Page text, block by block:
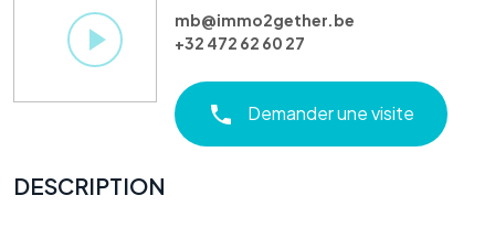
mb@immo2gether.be
+32 472 62 60 27
Demander une visite
DESCRIPTION